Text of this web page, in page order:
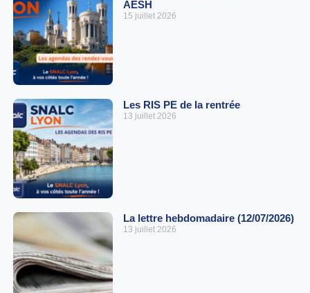
AESH
15 juillet 2026
Les RIS PE de la rentrée
13 juillet 2026
La lettre hebdomadaire (12/07/2026)
13 juillet 2026